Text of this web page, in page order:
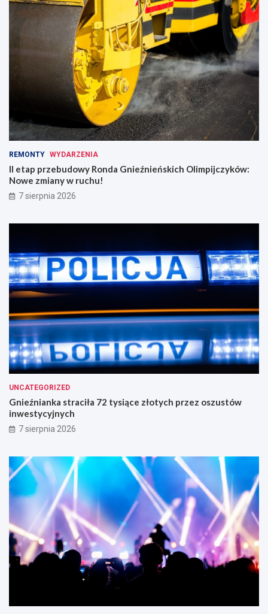
REMONTY WYDARZENIA
II etap przebudowy Ronda Gnieźnieńskich Olimpijczyków:
Nowe zmiany w ruchu!
7 sierpnia 2026
UNCATEGORIZED
Gnieźnianka straciła 72 tysiące złotych przez oszustów
inwestycyjnych
7 sierpnia 2026